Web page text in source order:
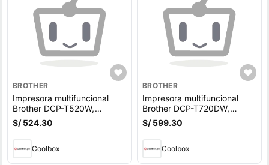
BROTHER
Impresora multifuncional
Brother DCP-T520W,
inyección de tinta,
inalámbrica, Wi-Fi, con
(reempacado)
S/ 524.30
Coolbox
BROTHER
Impresora multifuncional
Brother DCP-T720DW,
inyección de tinta,
inalámbrica, Wi-Fi, con
(reempacado)
S/ 599.30
Coolbox